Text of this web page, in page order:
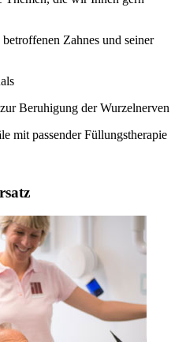
Zahnes und seiner
Beruhigung der Wurzelnerven
mit passender Füllungstherapie